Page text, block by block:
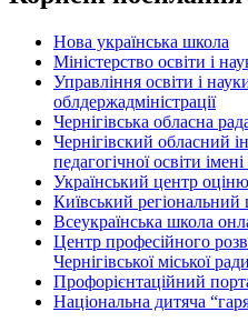
Нова українська школа
Міністерство освіти і
Управління освіти і
облдержадміністрації
Чернігівська обласна
Чернігівский обласний
педагогічної освіти
Український центр
Київський регіональний
Всеукраїнська школа
Центр професійного
Чернігівської міської ради
Профорієнтаційний
Національна дитяча